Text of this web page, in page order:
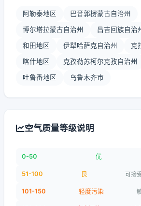
阿勒泰地区 巴音郭楞蒙古自治州
博尔塔拉蒙古自治州 昌吉回族自治
和田地区 伊犁哈萨克自治州 克
喀什地区 克孜勒苏柯尔克孜自治州
吐鲁番地区 乌鲁木齐市
空气质量等级说明
0-50 优
51-100 良 可接
101-150 轻度污染